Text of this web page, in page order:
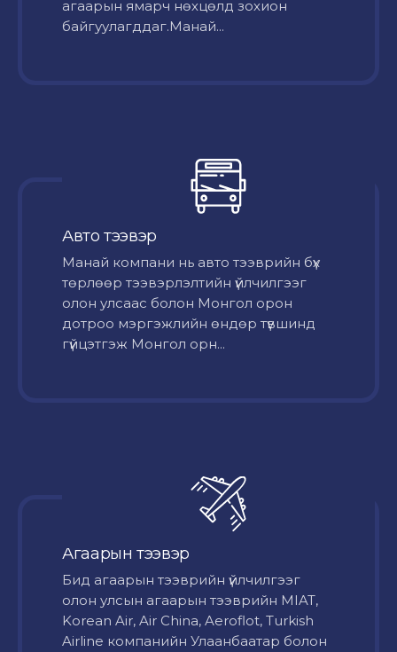
агаарын ямарч нөхцөлд зохион
байгуулагддаг.Манай...
Авто тээвэр
Mанай компани нь авто тээврийн бүх
төрлөөр тээвэрлэлтийн үйлчилгээг
олон улсаас болон Монгол орон
дотроо мэргэжлийн өндөр түвшинд
гүйцэтгэж Монгол орн...
Агаарын тээвэр
Бид агаарын тээврийн үйлчилгээг
олон улсын агаарын тээврийн MIAT,
Korean Air, Air China, Aeroflot, Turkish
Airline компанийн Улаанбаатар болон